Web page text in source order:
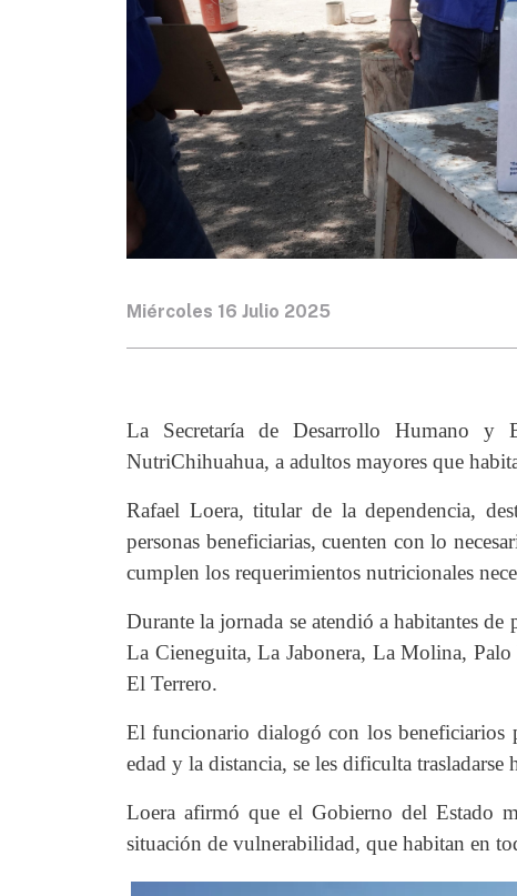
Miércoles 16 Julio 2025
La Secretaría de Desarrollo Humano y
NutriChihuahua, a adultos mayores que
Rafael Loera, titular de la dependencia,
personas beneficiarias, cuenten con lo
cumplen los requerimientos nutricionales
Durante la jornada se atendió a habitantes
La Cieneguita, La Jabonera, La Molina,
El Terrero.
El funcionario dialogó con los beneficiarios
edad y la distancia, se les dificulta trasladarse
Loera afirmó que el Gobierno del Estado
situación de vulnerabilidad, que habitan en